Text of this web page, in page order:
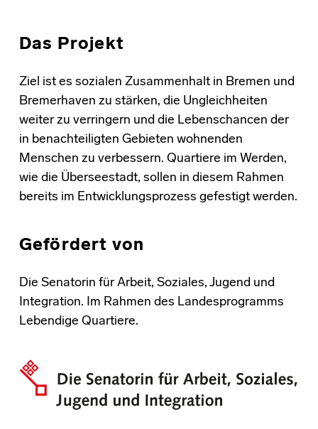
Das Projekt
Ziel ist es sozialen Zusammenhalt in Bremen und
Bremerhaven zu stärken, die Ungleichheiten
weiter zu verringern und die Lebenschancen der
in benachteiligten Gebieten wohnenden
Menschen zu verbessern. Quartiere im Werden,
wie die Überseestadt, sollen in diesem Rahmen
bereits im Entwicklungsprozess gefestigt werden.
Gefördert von
Die Senatorin für Arbeit, Soziales, Jugend und
Integration. Im Rahmen des Landesprogramms
Lebendige Quartiere.